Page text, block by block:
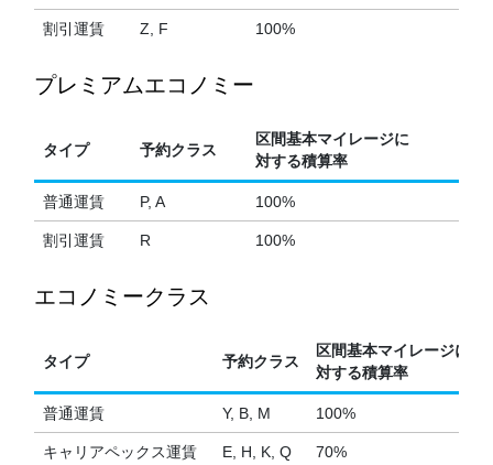
割引運賃 Z, F 100%
プレミアムエコノミー
タイプ 予約クラス
区間基本マイレージに
対する積算率
普通運賃 P, A 100%
割引運賃 R 100%
エコノミークラス
タイプ 予約クラス
区間基本マイレージに
対する積算率
普通運賃 Y, B, M 100%
キャリアペックス運賃 E, H, K, Q 70%